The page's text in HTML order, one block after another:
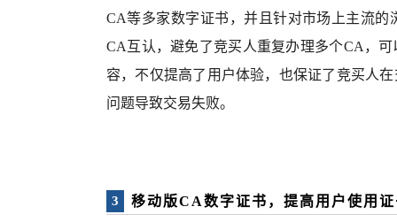
CA等多家数字证书，并且针对市场上主流
CA互认，避免了竞买人重复办理多个CA，
容，不仅提高了用户体验，也保证了竞买人
问题导致交易失败。
3 移动版CA数字证书，提高用户使用